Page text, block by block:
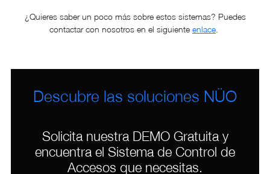
¿Quieres saber un poco más sobre estos sistemas? Puedes
contactar con nosotros en el siguiente enlace
Descubre las soluciones NÜO
Solicita nuestra DEMO Gratuita y
encuentra el Sistema de Control de
Accesos que necesitas.